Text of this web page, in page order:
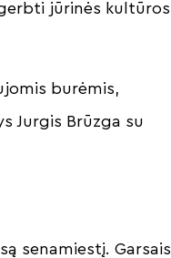
jūrinės kultūros
burėmis,
Jurgis Brūzga su
senamiestį. Garsais